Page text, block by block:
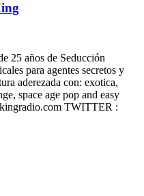
25 años de Seducción
para agentes secretos y
aderezada con: exotica,
space age pop and easy
TWITTER :